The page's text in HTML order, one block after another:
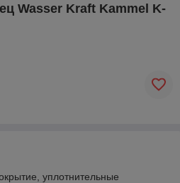
Wasser Kraft Kammel K-
уплотнительные